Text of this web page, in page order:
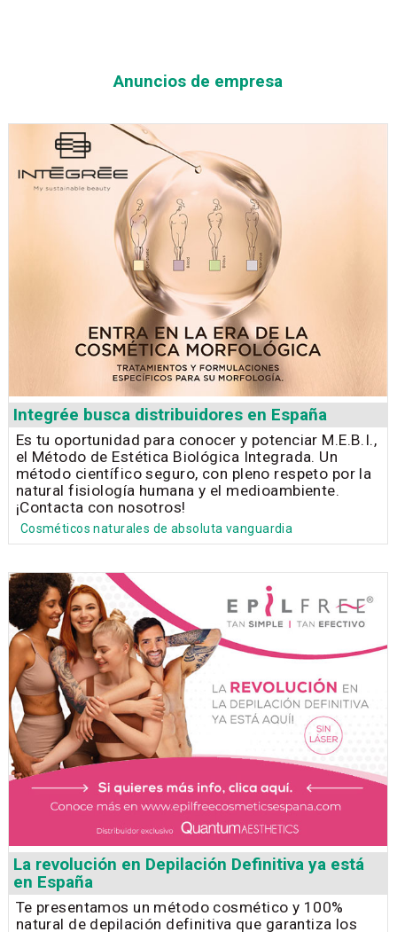
Anuncios de empresa
Integrée busca distribuidores en España
Es tu oportunidad para conocer y potenciar M.E.B.I.,
el Método de Estética Biológica Integrada. Un
método científico seguro, con pleno respeto por la
natural fisiología humana y el medioambiente.
¡Contacta con nosotros!
Cosméticos naturales de absoluta vanguardia
La revolución en Depilación Definitiva ya está
en España
Te presentamos un método cosmético y 100%
natural de depilación definitiva que garantiza los